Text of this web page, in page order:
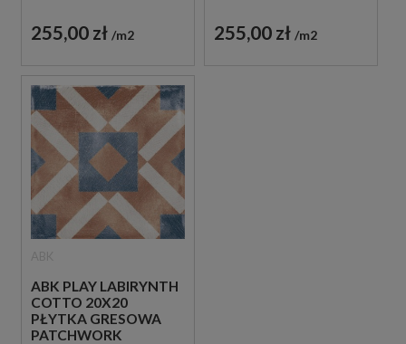
255,00 zł m2 255,00 zł m2
ABK PLAY LABIRYNTH
COTTO 20X20
PŁYTKA GRESOWA
PATCHWORK